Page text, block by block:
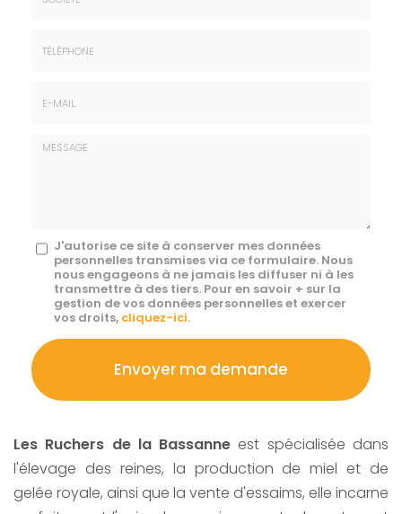
Message
J'autorise ce site à conserver mes données
personnelles transmises via ce formulaire. Nous
nous engageons à ne jamais les diffuser ni à les
transmettre à des tiers. Pour en savoir + sur la
gestion de vos données personnelles et exercer
vos droits, cliquez-ici.
Acceptation
RGPD
*
Envoyer ma demande
Les Ruchers de la Bassanne est spécialisée dans
l'élevage des reines, la production de miel et de
gelée royale, ainsi que la vente d'essaims, elle incarne